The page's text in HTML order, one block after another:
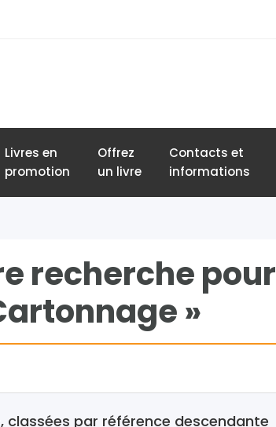
Livres en
promotion
Offrez
un livre
Contacts et
informations
recherche pour
»
classées par référence descendante